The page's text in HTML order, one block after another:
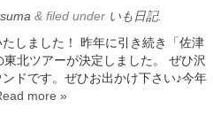
& filed under いも日記.
しました！ 昨年に引き続き「佐津
北ツアーが決定しました。 ぜひ沢
ドです。ぜひお出かけ下さい♪今年
more »